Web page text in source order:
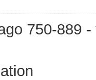
750-889